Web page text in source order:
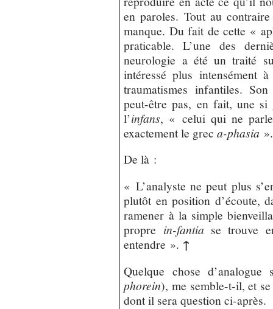
en paroles. Tout au
manque. Du fait de cette «
praticable. L’une des
neurologie a été un traité
intéressé plus intensément
traumatismes infantiles.
peut-être pas, en fait, une
l’infans, « celui qui ne
exactement le greca-phasia ».
De là :
« L’analyste ne peut plus
plutôt en position d’écoute,
ramener à la simple
propre in-fantia se trouve
entendre ». ↑
Quelque chose d’analogue
phorein), me semble-t-il, et
dont il sera question ci-après.